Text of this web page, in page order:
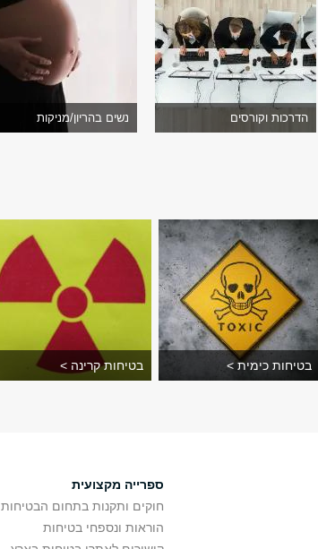
הדרכות וקורסים נשים בהריון/מניקות
בטיחות כימית > בטיחות קרינה >
ספרייה מקצועית
חוקים ותקנות בתחום הבטיחות
הוראות ונספחי בטיחות